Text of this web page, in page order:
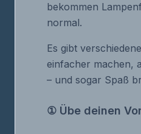
bekommen
normal.
Es gibt
einfacher machen,
– und sogar Spaß
① Übe deinen